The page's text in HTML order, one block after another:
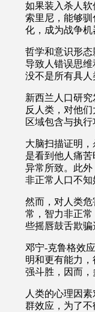
如果装入杀人
索里尼，能够
化，成为战争
哲学和意识形
导致人错误思
没不是所有具人
新西兰人口研
反人类，对他
区域包含与执
大脑扫描证明
是看到他人痛
异常所致。此
非正常 人口不知
然而，对人类
常，智力非正
些摇唇鼓舌欺骗
邓宁-克鲁格效
明和更有能力
强斗胜，因而，
人类的心理因
群效应，为了